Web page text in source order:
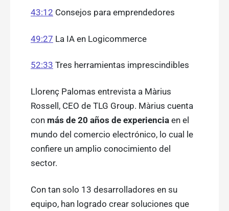
43:12 Consejos para emprendedores
49:27 La IA en Logicommerce
52:33 Tres herramientas imprescindibles
Llorenç Palomas entrevista a Màrius
Rossell, CEO de TLG Group. Màrius cuenta
con más de 20 años de experiencia en el
mundo del comercio electrónico, lo cual le
confiere un amplio conocimiento del
sector.
Con tan solo 13 desarrolladores en su
equipo, han logrado crear soluciones que